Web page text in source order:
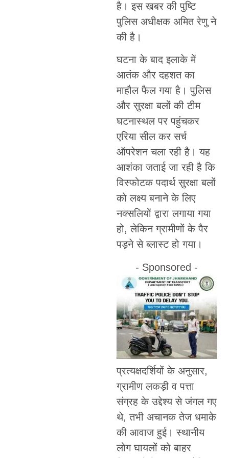
है। इस खबर की पुष्टि
पुलिस अधीक्षक अमित रेणु ने
की है।
घटना के बाद इलाके में
आतंक और दहशत का
माहौल फैल गया है। पुलिस
और सुरक्षा बलों की टीम
घटनास्थल पर पहुंचकर
एरिया सील कर सर्च
ऑपरेशन चला रही है। यह
आशंका जताई जा रही है कि
विस्फोटक पदार्थ सुरक्षा बलों
को लक्ष्य बनाने के लिए
नक्सलियों द्वारा लगाया गया
हो, लेकिन ग्रामीणों के पैर
पड़ने से ब्लास्ट हो गया।
- Sponsored -
प्रत्यक्षदर्शियों के अनुसार,
ग्रामीण लकड़ी व पत्ता
संग्रह के उद्देश्य से जंगल गए
थे, तभी अचानक तेज धमाके
की आवाज हुई। स्थानीय
लोग घायलों को बाहर